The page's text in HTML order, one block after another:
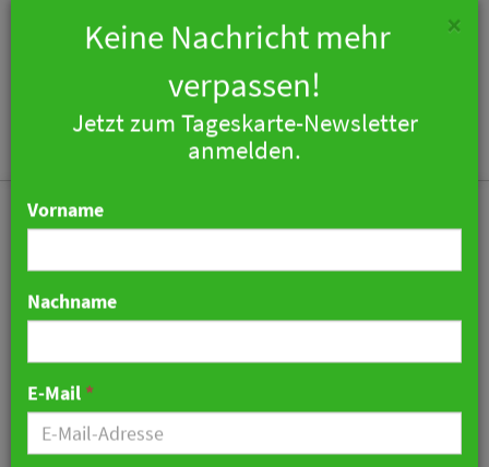
Das erste Holzhotel der
Alpen wird volljährig
×
Keine Nachricht mehr
verpassen!
Jetzt zum Tageskarte-Newsletter
anmelden.
Vorname
Nachname
E-Mail*